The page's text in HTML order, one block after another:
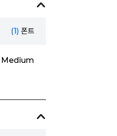
(1) 폰트
Medium